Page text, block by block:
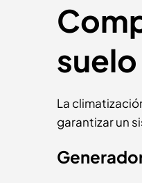
La
garantizar un